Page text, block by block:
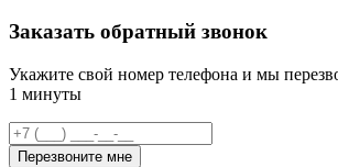
Заказать обратный звонок
Укажите свой номер телефона и мы
1 минуты
Перезвоните мне